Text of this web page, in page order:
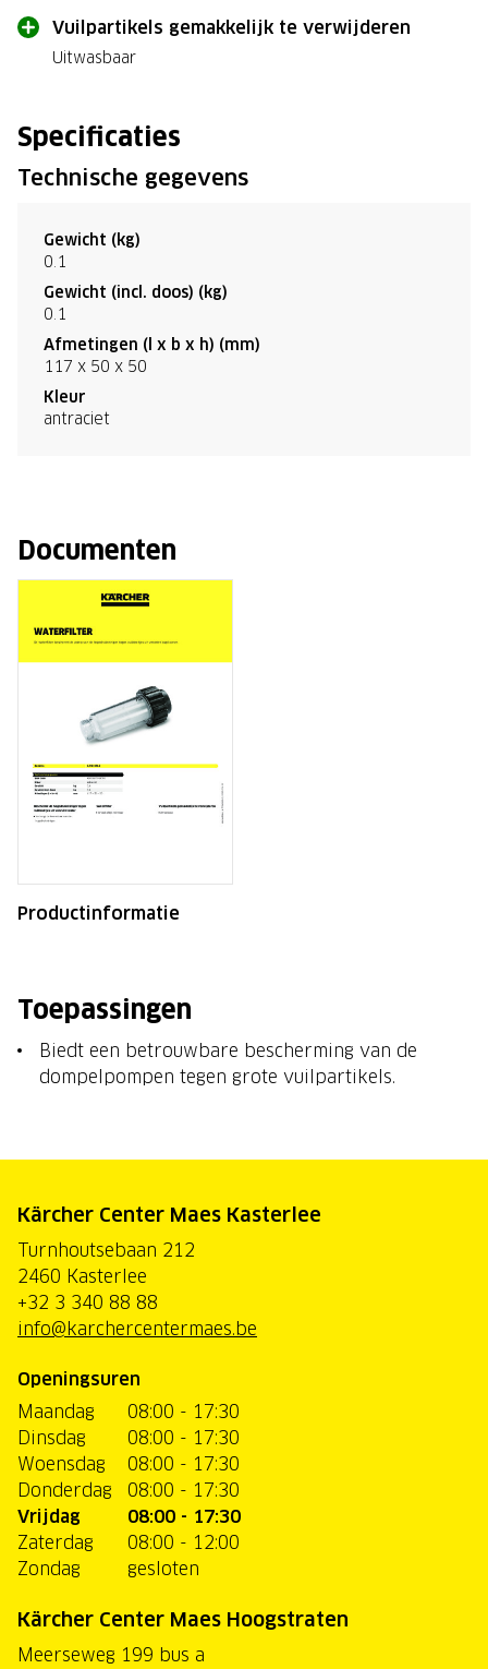
Vuilpartikels gemakkelijk te verwijderen
Uitwasbaar
Specificaties
Technische gegevens
Gewicht (kg)
0.1
Gewicht (incl. doos) (kg)
0.1
Afmetingen (l x b x h) (mm)
117 x 50 x 50
Kleur
antraciet
Documenten
Productinformatie
Toepassingen
Biedt een betrouwbare bescherming van de
dompelpompen tegen grote vuilpartikels.
Kärcher Center Maes Kasterlee
Turnhoutsebaan 212
2460 Kasterlee
+32 3 340 88 88
info@karchercentermaes.be
Openingsuren
Maandag
08:00 - 17:30
Dinsdag
08:00 - 17:30
Woensdag
08:00 - 17:30
Donderdag
08:00 - 17:30
Vrijdag
08:00 - 17:30
Zaterdag
08:00 - 12:00
Zondag
gesloten
Kärcher Center Maes Hoogstraten
Meerseweg 199 bus a